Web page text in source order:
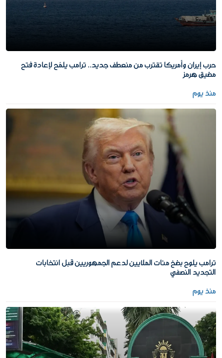
حرب إيران وأمريكا تقترب من منعطف جديد.. ترامب يلمّح لإعادة فتح
مضيق هرمز
منذ يوم
ترامب يلوح بضخ مئات الملايين لدعم الجمهوريين قبل انتخابات
التجديد النصفي
منذ يوم